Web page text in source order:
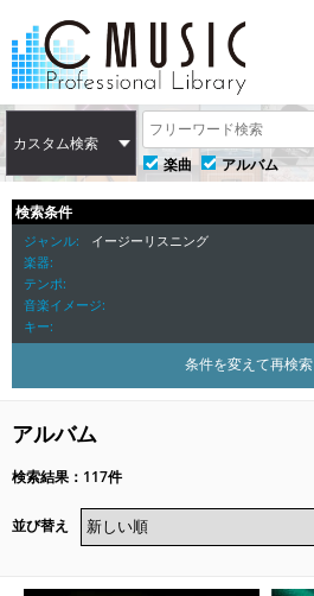
カスタム検索
楽曲
アルバム
検索条件
ジャンル
イージーリスニング
楽器
テンポ
音楽イメージ
キー
条件を変えて再検索
アルバム
検索結果：117件
並び替え